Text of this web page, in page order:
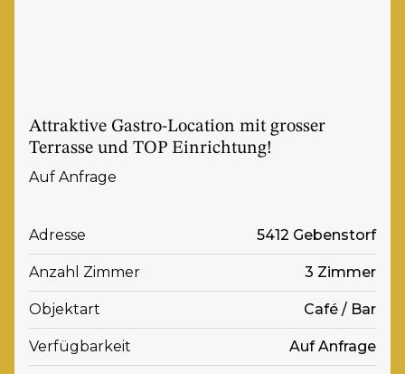
Attraktive Gastro-Location mit grosser
Terrasse und TOP Einrichtung!
Auf Anfrage
Adresse 5412 Gebenstorf
Anzahl Zimmer 3 Zimmer
Objektart Café / Bar
Verfügbarkeit Auf Anfrage